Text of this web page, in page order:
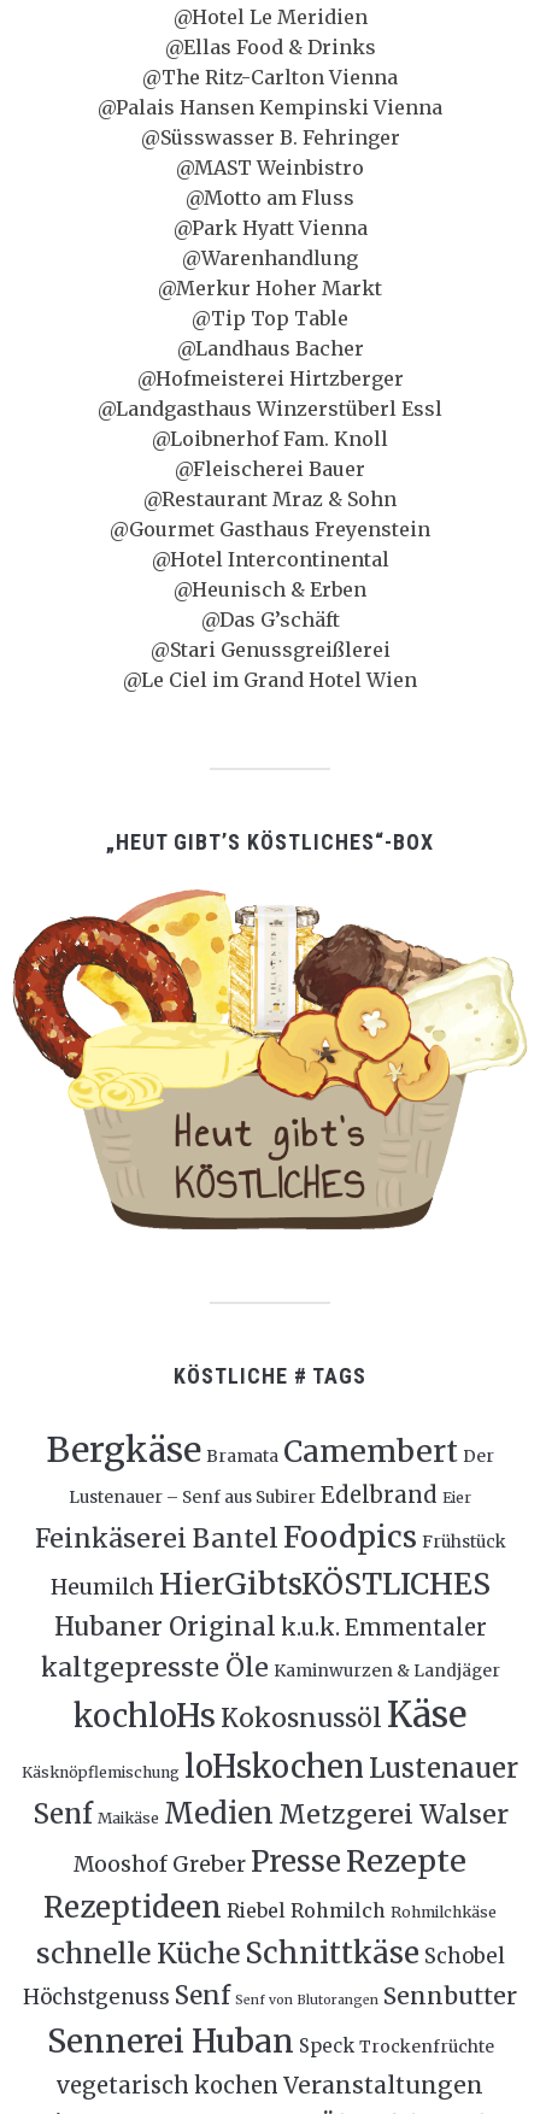
@Hotel Le Meridien
@Ellas Food & Drinks
@The Ritz-Carlton Vienna
@Palais Hansen Kempinski Vienna
@Süsswasser B. Fehringer
@MAST Weinbistro
@Motto am Fluss
@Park Hyatt Vienna
@Warenhandlung
@Merkur Hoher Markt
@Tip Top Table
@Landhaus Bacher
@Hofmeisterei Hirtzberger
@Landgasthaus Winzerstüberl Essl
@Loibnerhof Fam. Knoll
@Fleischerei Bauer
@Restaurant Mraz & Sohn
@Gourmet Gasthaus Freyenstein
@Hotel Intercontinental
@Heunisch & Erben
@Das G’schäft
@Stari Genussgreißlerei
@Le Ciel im Grand Hotel Wien
„HEUT GIBT’S KÖSTLICHES“-BOX
KÖSTLICHE # TAGS
Bergkäse Bramata Camembert Der
Lustenauer – Senf aus Subirer Edelbrand Eier
Feinkäserei BantelFoodpics Frühstück
Heumilch HierGibtsKÖSTLICHES
Hubaner Original k.u.k. Emmentaler
kaltgepresste Öle Kaminwurzen & Landjäger
kochloHs Kokosnussöl Käse
Käsknöpflemischung loHskochen Lustenauer
Senf Maikäse Medien Metzgerei Walser
Mooshof Greber PresseRezepte
Rezeptideen Riebel Rohmilch Rohmilchkäse
schnelle Küche Schnittkäse Schobel
Höchstgenuss Senf Senf von Blutorangen Sennbutter
Sennerei Huban Speck Trockenfrüchte
vegetarisch kochen Veranstaltungen